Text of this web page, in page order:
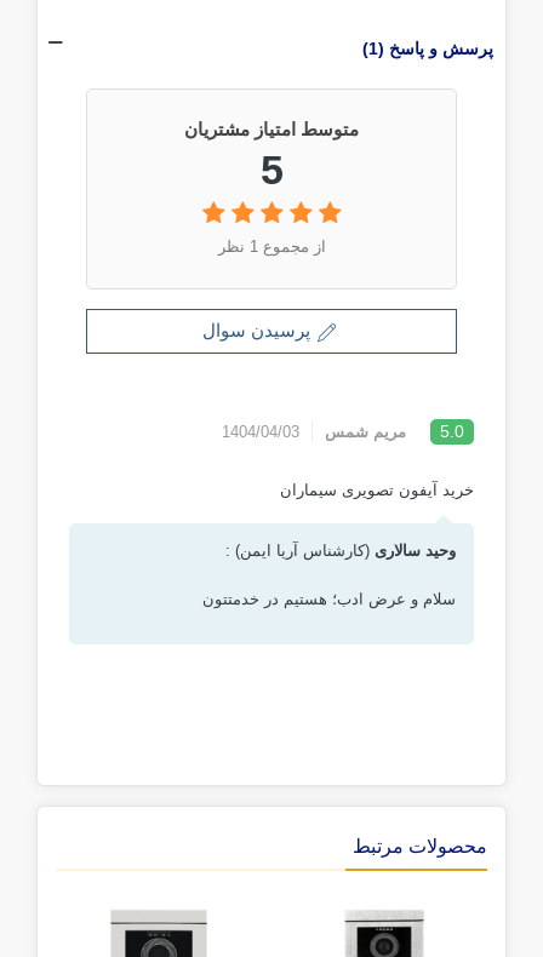
پرسش و پاسخ (1)
متوسط امتیاز مشتریان
5
از مجموع 1 نظر
پرسیدن سوال
5.0 مریم شمس 1404/04/03
خرید آیفون تصویری سیماران
وحید سالاری (کارشناس آریا ایمن) :
سلام و عرض ادب؛ هستیم در خدمتتون
محصولات مرتبط